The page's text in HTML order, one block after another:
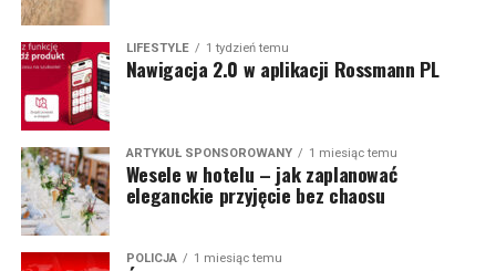
LIFESTYLE 1 tydzień temu
Nawigacja 2.0 w aplikacji Rossmann PL
ARTYKUŁ SPONSOROWANY 1 miesiąc temu
Wesele w hotelu – jak zaplanować
eleganckie przyjęcie bez chaosu
POLICJA 1 miesiąc temu